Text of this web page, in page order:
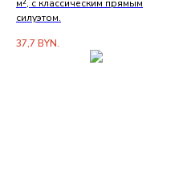
м², с классическим прямым
силуэтом.
37,7 BYN.